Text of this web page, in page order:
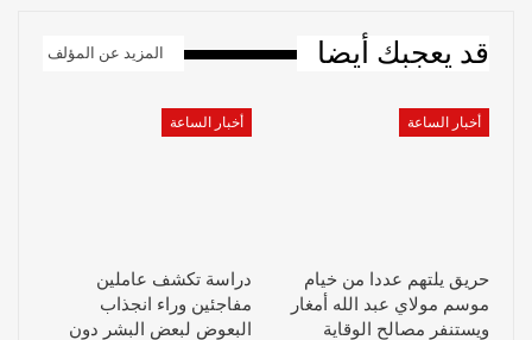
قد يعجبك أيضا المزيد عن المؤلف
أخبار الساعة
حريق يلتهم عددا من خيام
موسم مولاي عبد الله أمغار
ويستنفر مصالح الوقاية
أخبار الساعة
دراسة تكشف عاملين
مفاجئين وراء انجذاب
البعوض لبعض البشر دون